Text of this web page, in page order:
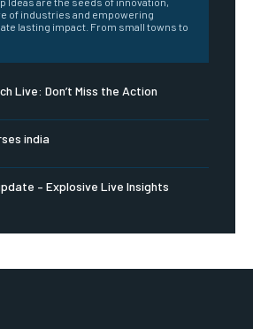
of industries and empowering
lasting impact. From small towns to
Live: Don’t Miss the Action
india
– Explosive Live Insights